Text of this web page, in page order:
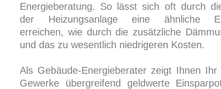
Energieberatung. So lässt sich oft durch
der Heizungsanlage eine ähnliche
erreichen, wie durch die zusätzliche
und das zu wesentlich niedrigeren Kosten.
Als Gebäude-Energieberater zeigt Ihnen Ihr
Gewerke übergreifend geldwerte